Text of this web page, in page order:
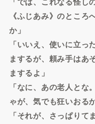
《ふじあみ》のとこ
か」
「いいえ、使いに立っ
まするが、頼み手はあ
まするよ」
「なに、あの老人と
ゃが、気でも狂いおるか
「それが、さっぱり